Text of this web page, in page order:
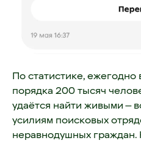
По статистике, ежегодно
порядка 200 тысяч
удаётся найти живыми —
усилиям поисковых
неравнодушных граждан.